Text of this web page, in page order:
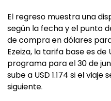
El regreso muestra una
según la fecha y el punto
de compra en dólares
Ezeiza, la tarifa base es de
programa para el 30 de
sube a USD 1.174 si el viaje
siguiente.